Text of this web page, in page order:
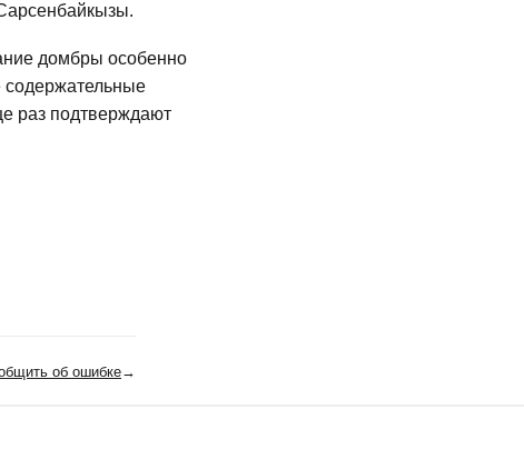
домбры особенно
содержательные
раз подтверждают
об ошибке→